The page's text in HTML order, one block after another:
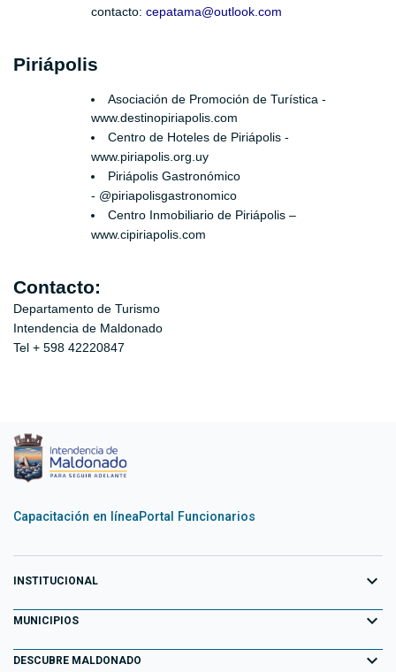
contacto: cepatama@outlook.com
Piriápolis
Asociación de Promoción de Turística -
www.destinopiriapolis.com
Centro de Hoteles de Piriápolis -
www.piriapolis.org.uy
Piriápolis Gastronómico
- @piriapolisgastronomico
Centro Inmobiliario de Piriápolis –
www.cipiriapolis.com
Contacto:
Departamento de Turismo
Intendencia de Maldonado
Tel + 598 42220847
Capacitación en líneaPortal Funcionarios
INSTITUCIONAL expand_more
Equipo de Gobierno
Primeros 100 días
MUNICIPIOS expand_more
Aiguá
DESCUBRE MALDONADO expand_more